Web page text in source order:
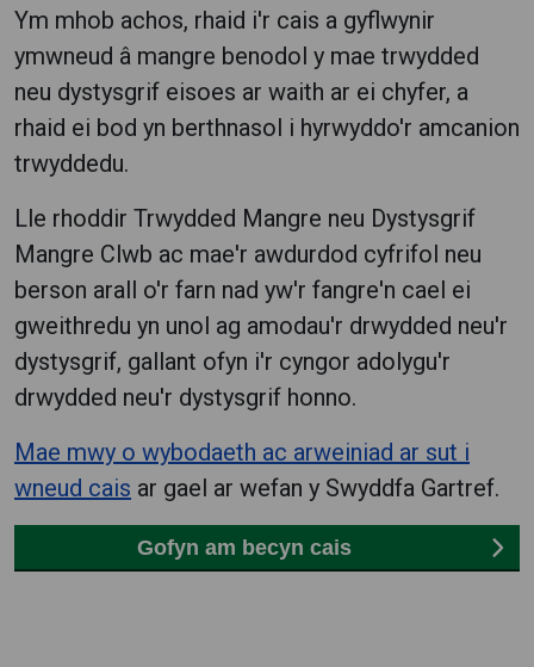
Ym mhob achos, rhaid i'r cais a gyflwynir
ymwneud â mangre benodol y mae trwydded
neu dystysgrif eisoes ar waith ar ei chyfer, a
rhaid ei bod yn berthnasol i hyrwyddo'r amcanion
trwyddedu.
Lle rhoddir Trwydded Mangre neu Dystysgrif
Mangre Clwb ac mae'r awdurdod cyfrifol neu
berson arall o'r farn nad yw'r fangre'n cael ei
gweithredu yn unol ag amodau'r drwydded neu'r
dystysgrif, gallant ofyn i'r cyngor adolygu'r
drwydded neu'r dystysgrif honno.
Mae mwy o wybodaeth ac arweiniad ar sut i
wneud cais ar gael ar wefan y Swyddfa Gartref.
Gofyn am becyn cais